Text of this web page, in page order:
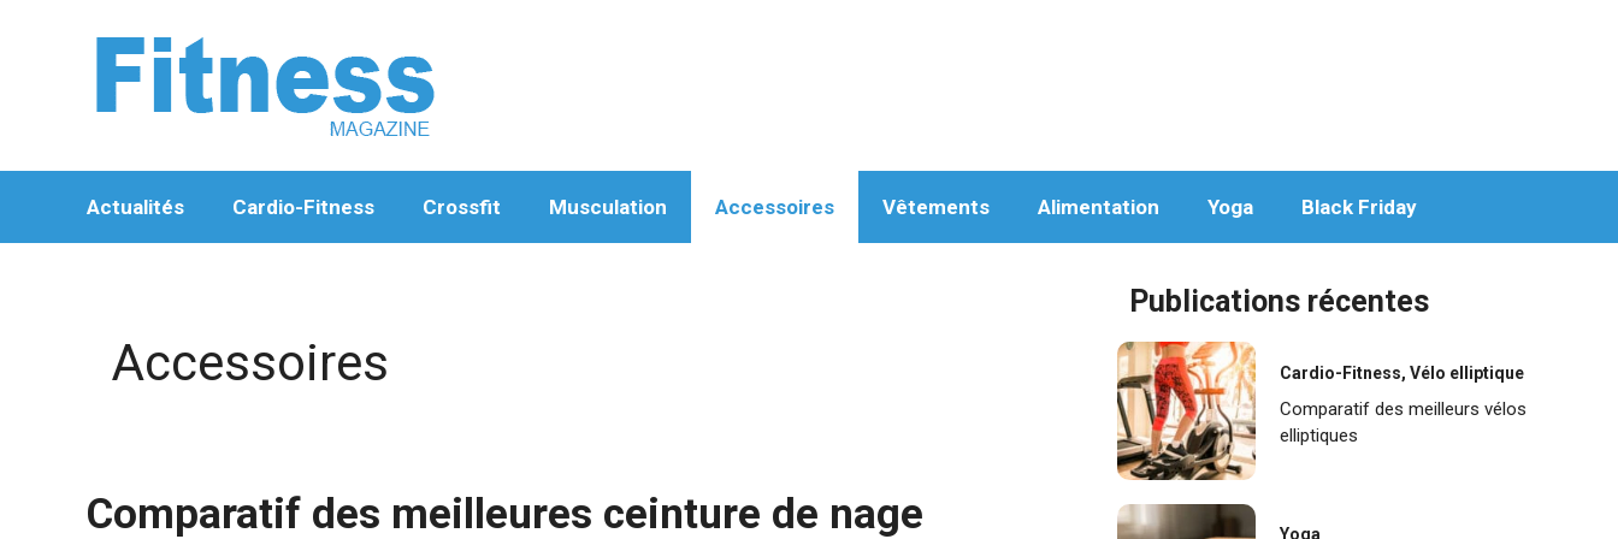
Actualités Cardio-Fitness Crossfit Musculation Accessoires Vêtements Alimentation Yoga Black Friday
Accessoires
Comparatif des meilleures ceinture de nage
Publications récentes
Cardio-Fitness, Vélo elliptique
Comparatif des meilleurs vélos
elliptiques
Yoga